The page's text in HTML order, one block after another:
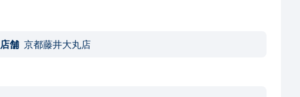
店舗 京都藤井大丸店